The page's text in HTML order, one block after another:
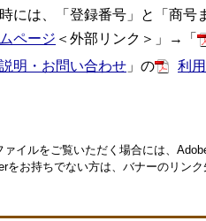
には、「登録番号」と「商号
ページ ＜外部リンク＞ 」→「
明・お問い合わせ 」の
利
ァイルをご覧いただく場合には、
をお持ちでない方は、バナーのリン